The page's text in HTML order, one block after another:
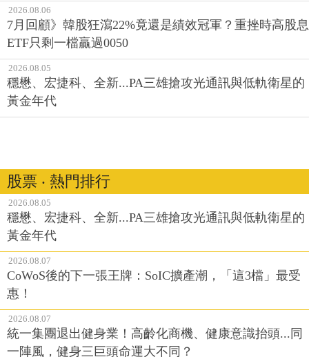
2026.08.06
7月回顧》韓股狂瀉22%竟還是績效冠軍？重挫時高股息
ETF只剩一檔贏過0050
2026.08.05
穩懋、宏捷科、全新...PA三雄搶攻光通訊與低軌衛星的
黃金年代
股票 ‧ 熱門排行
2026.08.05
穩懋、宏捷科、全新...PA三雄搶攻光通訊與低軌衛星的
黃金年代
2026.08.07
CoWoS後的下一張王牌：SoIC擴產潮，「這3檔」最受
惠！
2026.08.07
統一集團退出健身業！高齡化商機、健康意識抬頭...同
一陣風，健身三巨頭命運大不同？